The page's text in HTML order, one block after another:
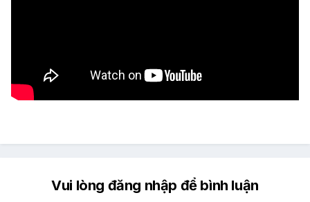
Vui lòng đăng nhập để bình luận